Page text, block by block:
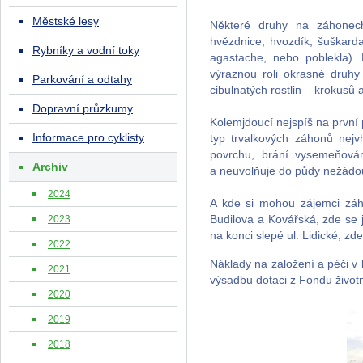
Některé druhy na
hvězdnice, hvozdík,
agastache, nebo
výraznou roli okrasné
cibulnatých rostlin – krokusů
Kolemjdoucí nejspíš na
typ trvalkových záhonů
povrchu, brání
a neuvolňuje do půdy
A kde si mohou zájemci
Budilova a Kovářská, zde
na konci slepé ul. Lidické,
Náklady na založení a péči
výsadbu dotaci z Fondu
Městské lesy
Rybníky a vodní toky
Parkování a odtahy
Dopravní průzkumy
Informace pro cyklisty
Archiv
2024
2023
2022
2021
2020
2019
2018